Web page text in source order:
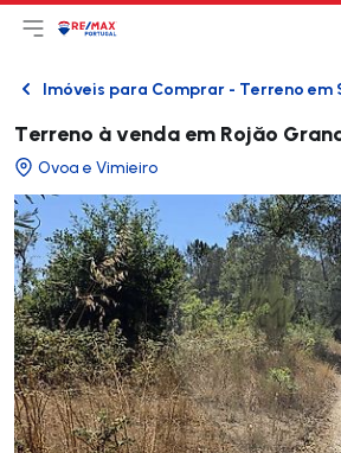
Abri menu principal
LogoIr para página inicial
VoltarImóveis para Comprar - Terreno em
Terreno à venda em Rojăo
Ovoa e Vimieiro